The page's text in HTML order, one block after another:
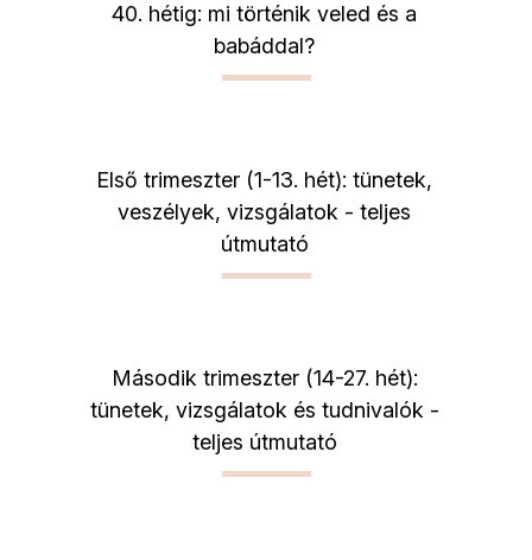
40. hétig: mi történik veled és a
babáddal?
Első trimeszter (1-13. hét): tünetek,
veszélyek, vizsgálatok - teljes
útmutató
Második trimeszter (14-27. hét):
tünetek, vizsgálatok és tudnivalók -
teljes útmutató